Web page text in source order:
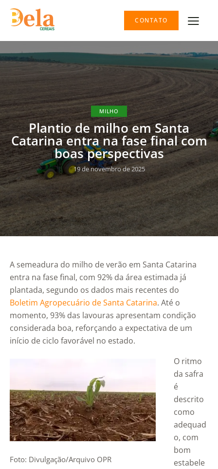
CONTATO
MILHO
Plantio de milho em Santa
Catarina entra na fase final com
boas perspectivas
19 de novembro de 2025
A semeadura do milho de verão em Santa Catarina
entra na fase final, com 92% da área estimada já
plantada, segundo os dados mais recentes do
Boletim Agropecuário de Santa Catarina. Até o
momento, 93% das lavouras apresentam condição
considerada boa, reforçando a expectativa de um
início de ciclo favorável no estado.
Foto: Divulgação/Arquivo OPR
O ritmo
da safra
é
descrito
como
adequad
o, com
bom
estabele